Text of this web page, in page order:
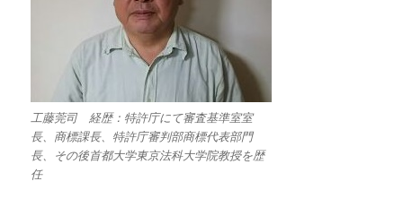
工藤莞司 経歴：特許庁にて審査基準室室
長、商標課長、特許庁審判部商標代表部門
長、その後首都大学東京法科大学院教授を歴
任